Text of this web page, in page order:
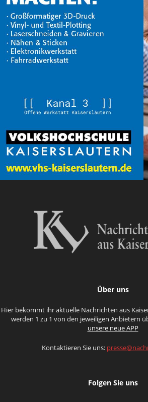
Über uns
Hier bekommt ihr aktuelle Nachrichten aus
werden 1 zu 1 von den jeweiligen Anbietern
unsere neue APP
Kontaktieren Sie uns:
Folgen Sie uns